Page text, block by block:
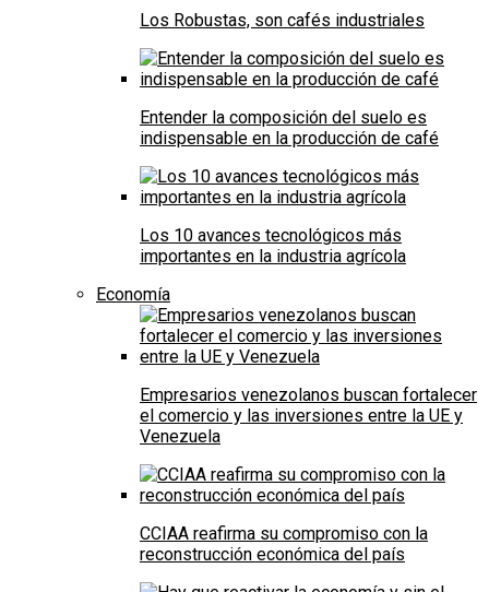
Los Robustas, son cafés industriales
Entender la composición del suelo es
indispensable en la producción de café
Los 10 avances tecnológicos más
importantes en la industria agrícola
Economía
Empresarios venezolanos buscan fortalecer
el comercio y las inversiones entre la UE y
Venezuela
CCIAA reafirma su compromiso con la
reconstrucción económica del país